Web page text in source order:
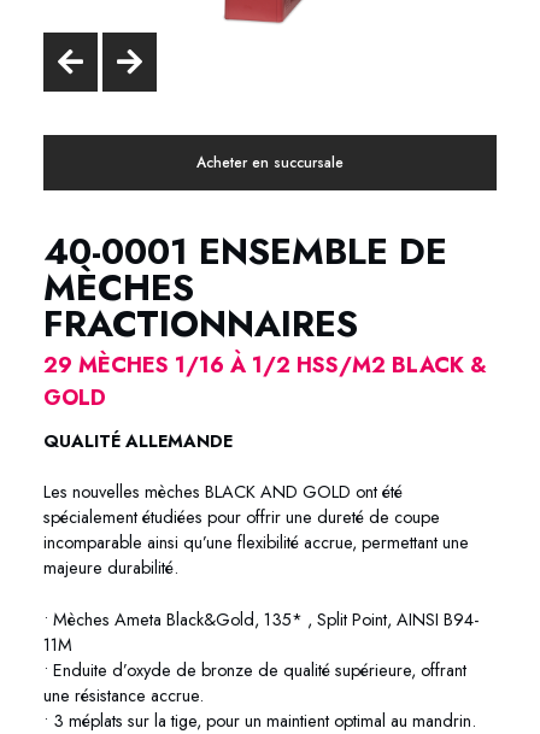
Acheter en succursale
40-0001 ENSEMBLE DE
MÈCHES
FRACTIONNAIRES
29 MÈCHES 1/16 À 1/2 HSS/M2 BLACK &
GOLD
QUALITÉ ALLEMANDE
Les nouvelles mèches BLACK AND GOLD ont été
spécialement étudiées pour offrir une dureté de coupe
incomparable ainsi qu’une flexibilité accrue, permettant une
majeure durabilité.
• Mèches Ameta Black&Gold, 135* , Split Point, AINSI B94-
11M
• Enduite d’oxyde de bronze de qualité supérieure, offrant
une résistance accrue.
• 3 méplats sur la tige, pour un maintient optimal au mandrin.